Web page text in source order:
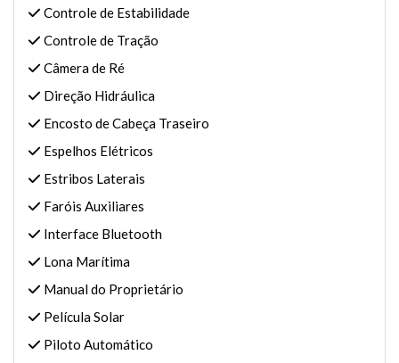
Controle de Estabilidade
Controle de Tração
Câmera de Ré
Direção Hidráulica
Encosto de Cabeça Traseiro
Espelhos Elétricos
Estribos Laterais
Faróis Auxiliares
Interface Bluetooth
Lona Marítima
Manual do Proprietário
Película Solar
Piloto Automático